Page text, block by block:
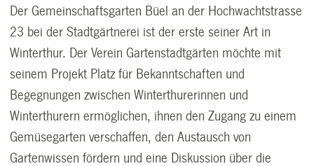
Der Gemeinschaftsgarten Büel an der Hochwachtstrasse
23 bei der Stadtgärtnerei ist der erste seiner Art in
Winterthur. Der Verein Gartenstadtgärten möchte mit
seinem Projekt Platz für Bekanntschaften und
Begegnungen zwischen Winterthurerinnen und
Winterthurern ermöglichen, ihnen den Zugang zu einem
Gemüsegarten verschaffen, den Austausch von
Gartenwissen fördern und eine Diskussion über die